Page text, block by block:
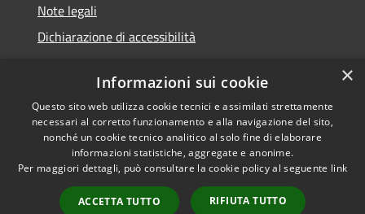
Note legali
Dichiarazione di accessibilità
RSS
Accessibilità
Cookie
Mappa del sito
Comune convenzionato
Astigov
Progetto|Convenzione|
Adesioni
×
Informazioni sui cookie
Questo sito web utilizza cookie tecnici e assimilati strettamente
necessari al corretto funzionamento e alla navigazione del sito,
nonché un cookie tecnico analitico al solo fine di elaborare
informazioni statistiche, aggregate e anonime.
Per maggiori dettagli, può consultare la cookie policy al seguente link
ACCETTA TUTTO RIFIUTA TUTTO